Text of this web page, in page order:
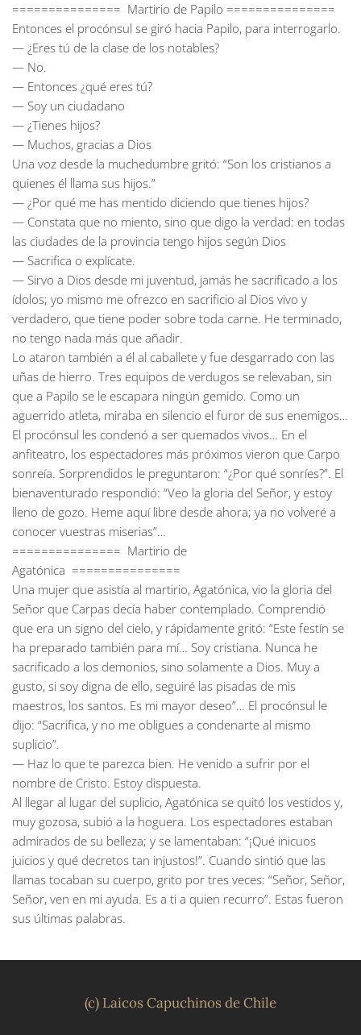
=============== Martirio de Papilo ===============
Entonces el procónsul se giró hacia Papilo, para interrogarlo.
— ¿Eres tú de la clase de los notables?
— No.
— Entonces ¿qué eres tú?
— Soy un ciudadano
— ¿Tienes hijos?
— Muchos, gracias a Dios
Una voz desde la muchedumbre gritó: “Son los cristianos a
quienes él llama sus hijos.”
— ¿Por qué me has mentido diciendo que tienes hijos?
— Constata que no miento, sino que digo la verdad: en todas
las ciudades de la provincia tengo hijos según Dios
— Sacrifica o explícate.
— Sirvo a Dios desde mi juventud, jamás he sacrificado a los
ídolos; yo mismo me ofrezco en sacrificio al Dios vivo y
verdadero, que tiene poder sobre toda carne. He terminado,
no tengo nada más que añadir.
Lo ataron también a él al caballete y fue desgarrado con las
uñas de hierro. Tres equipos de verdugos se relevaban, sin
que a Papilo se le escapara ningún gemido. Como un
aguerrido atleta, miraba en silencio el furor de sus enemigos…
El procónsul les condenó a ser quemados vivos… En el
anfiteatro, los espectadores más próximos vieron que Carpo
sonreía. Sorprendidos le preguntaron: “¿Por qué sonríes?”. El
bienaventurado respondió: “Veo la gloria del Señor, y estoy
lleno de gozo. Heme aquí libre desde ahora; ya no volveré a
conocer vuestras miserias”…
=============== Martirio de
Agatónica ===============
Una mujer que asistía al martirio, Agatónica, vio la gloria del
Señor que Carpas decía haber contemplado. Comprendió
que era un signo del cielo, y rápidamente gritó: “Este festín se
ha preparado también para mí… Soy cristiana. Nunca he
sacrificado a los demonios, sino solamente a Dios. Muy a
gusto, si soy digna de ello, seguiré las pisadas de mis
maestros, los santos. Es mi mayor deseo”… El procónsul le
dijo: “Sacrifica, y no me obligues a condenarte al mismo
suplicio”.
— Haz lo que te parezca bien. He venido a sufrir por el
nombre de Cristo. Estoy dispuesta.
Al llegar al lugar del suplicio, Agatónica se quitó los vestidos y,
muy gozosa, subió a la hoguera. Los espectadores estaban
admirados de su belleza; y se lamentaban: “¡Qué inicuos
juicios y qué decretos tan injustos!”. Cuando sintió que las
llamas tocaban su cuerpo, grito por tres veces: “Señor, Señor,
Señor, ven en mi ayuda. Es a ti a quien recurro”. Estas fueron
sus últimas palabras.
(c) Laicos Capuchinos de Chile